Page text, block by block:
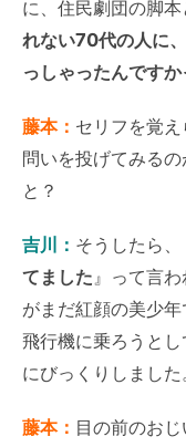
に、住民劇団の脚本
れない70代の人に
っしゃったんですか
藤本： セリフを覚
問いを投げてみる
と？
吉川： そうしたら、
てました 』って言
がまだ紅顔の美少
飛行機に乗ろうと
にびっくりしました
藤本： 目の前のお